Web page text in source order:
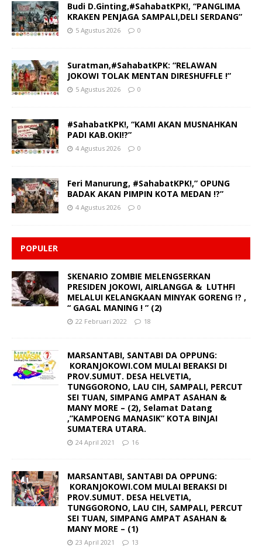
Budi D.Ginting,#SahabatKPK!, “PANGLIMA
KRAKEN PENJAGA SAMPALI,DELI SERDANG”
5 Agustus 2026 0
Suratman,#SahabatKPK: “RELAWAN
JOKOWI TOLAK MENTAN DIRESHUFFLE !”
5 Agustus 2026 0
#SahabatKPK!, “KAMI AKAN MUSNAHKAN
PADI KAB.OKI!?”
4 Agustus 2026 0
Feri Manurung, #SahabatKPK!,” OPUNG
BADAK AKAN PIMPIN KOTA MEDAN !?”
4 Agustus 2026 0
POPULER
SKENARIO ZOMBIE MELENGSERKAN
PRESIDEN JOKOWI, AIRLANGGA & LUTHFI
MELALUI KELANGKAAN MINYAK GORENG !? ,
“ GAGAL MANING ! ” (2)
22 Februari 2022 18
MARSANTABI, SANTABI DA OPPUNG:
KORANJOKOWI.COM MULAI BERAKSI DI
PROV.SUMUT. DESA HELVETIA,
TUNGGORONO, LAU CIH, SAMPALI, PERCUT
SEI TUAN, SIMPANG AMPAT ASAHAN &
MANY MORE – (2), Selamat Datang
,”KAMPOENG MANASIK” KOTA BINJAI
SUMATERA UTARA.
24 April 2021 16
MARSANTABI, SANTABI DA OPPUNG:
KORANJOKOWI.COM MULAI BERAKSI DI
PROV.SUMUT. DESA HELVETIA,
TUNGGORONO, LAU CIH, SAMPALI, PERCUT
SEI TUAN, SIMPANG AMPAT ASAHAN &
MANY MORE – (1)
23 April 2021 13